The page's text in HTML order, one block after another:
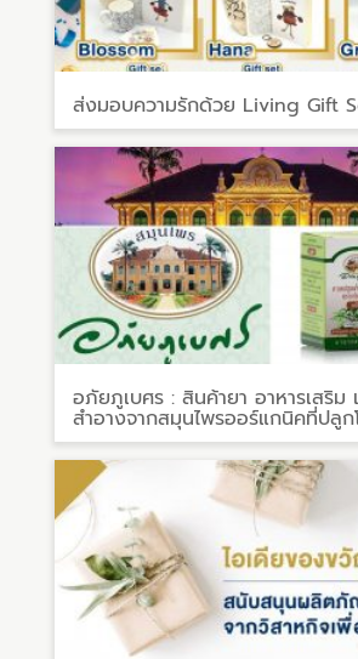
ส่งมอบความรักด้วย Living Gift
อภัยภูเบศร : สินค้ายา อาหารเสริม
สำอางจากสมุนไพรออร์แกนิคที่ปลูก